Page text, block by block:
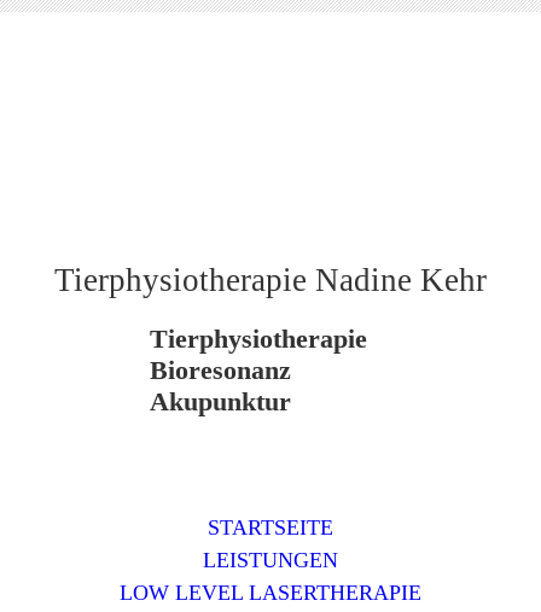
Tierphysiotherapie Nadine Kehr
Tierphysiotherapie
Bioresonanz
Akupunktur
STARTSEITE
LEISTUNGEN
LOW LEVEL LASERTHERAPIE